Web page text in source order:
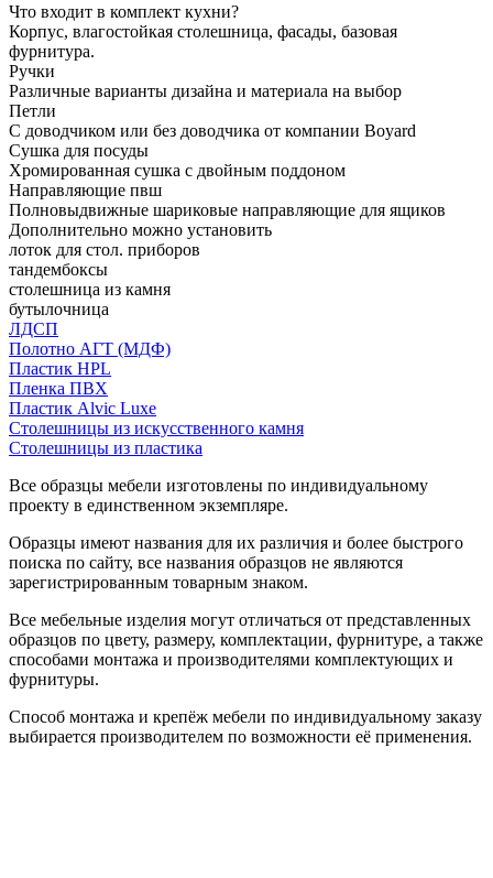
Что входит в комплект кухни?
Корпус, влагостойкая столешница, фасады, базовая
фурнитура.
Ручки
Различные варианты дизайна и материала на выбор
Петли
С доводчиком или без доводчика от компании Boyard
Сушка для посуды
Хромированная сушка с двойным поддоном
Направляющие пвш
Полновыдвижные шариковые направляющие для ящиков
Дополнительно можно установить
лоток для стол. приборов
тандембоксы
столешница из камня
бутылочница
ЛДСП
Полотно АГТ (МДФ)
Пластик HPL
Пленка ПВХ
Пластик Alvic Luxe
Столешницы из искусственного камня
Столешницы из пластика
Все образцы мебели изготовлены по индивидуальному
проекту в единственном экземпляре.
Образцы имеют названия для их различия и более быстрого
поиска по сайту, все названия образцов не являются
зарегистрированным товарным знаком.
Все мебельные изделия могут отличаться от представленных
образцов по цвету, размеру, комплектации, фурнитуре, а также
способами монтажа и производителями комплектующих и
фурнитуры.
Способ монтажа и крепёж мебели по индивидуальному заказу
выбирается производителем по возможности её применения.